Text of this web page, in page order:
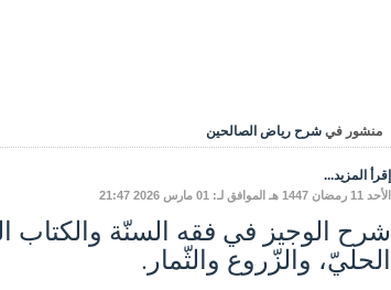
منشور في شرح رياض الصالحين
إقرأ المزيد...
الأحد 11 رمضان 1447 هـ الموافق لـ: 01 مارس 2026 21:47
الحليّ، والزّروع والثّمار.